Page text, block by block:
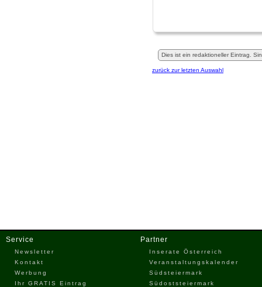
Dies ist ein redaktioneller Eintrag.
zurück zur letzten Auswahl
Service
Newsletter
Kontakt
Werbung
Ihr GRATIS Eintrag
Partner
Inserate Österreich
Veranstaltungskalender
Südsteiermark
Südoststeiermark